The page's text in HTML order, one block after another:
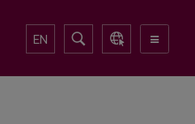
EN